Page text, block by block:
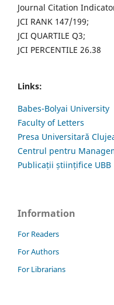
Journal Citation
JCI RANK 147/199;
JCI QUARTILE Q3;
JCI PERCENTILE 26.38
Links:
Babes-Bolyai University
Faculty of Letters
Presa Universitară
Centrul pentru
Publicații științifice UBB
Information
For Readers
For Authors
For Librarians